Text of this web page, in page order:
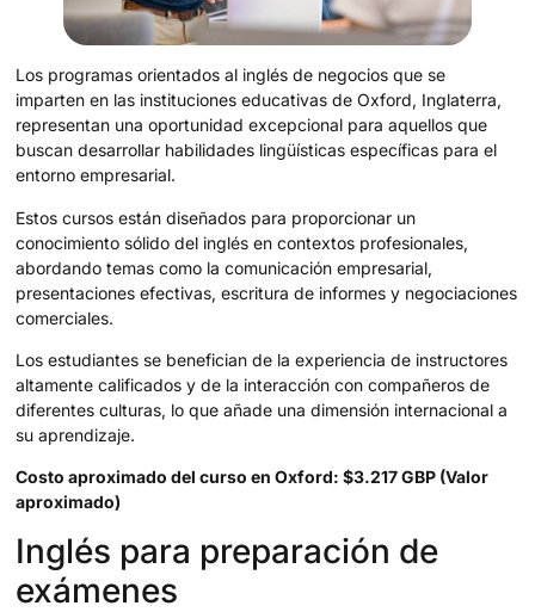
Los programas orientados al inglés de negocios que se
imparten en las instituciones educativas de Oxford, Inglaterra,
representan una oportunidad excepcional para aquellos que
buscan desarrollar habilidades lingüísticas específicas para el
entorno empresarial.
Estos cursos están diseñados para proporcionar un
conocimiento sólido del inglés en contextos profesionales,
abordando temas como la comunicación empresarial,
presentaciones efectivas, escritura de informes y negociaciones
comerciales.
Los estudiantes se benefician de la experiencia de instructores
altamente calificados y de la interacción con compañeros de
diferentes culturas, lo que añade una dimensión internacional a
su aprendizaje.
Costo aproximado del curso en Oxford: $3.217 GBP (Valor
aproximado)
Inglés para preparación de
exámenes